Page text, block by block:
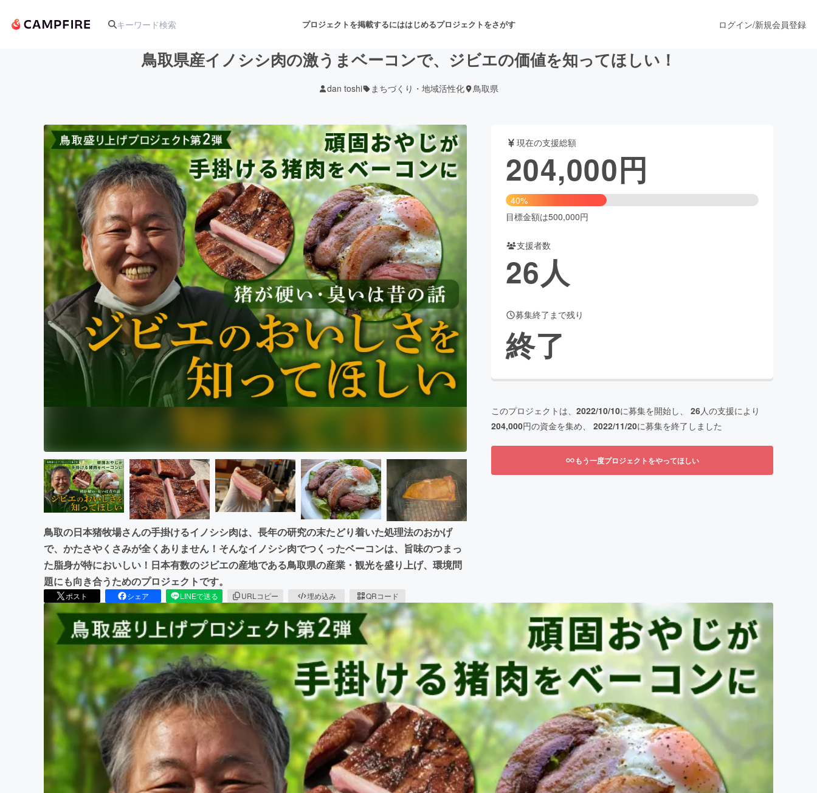
プロジェクトを掲載するにははじめるプロジェクトをさがす
アート・写真 音楽 舞台・パフォーマンス
テクノロジー・ガジェット ゲーム・サービス開発 フード・飲食店 ファッション
映像・映画 書籍・雑誌出版 アニメ・漫画
ビジネス・起業 チャレンジ ビューティー・ヘルスケア
まちづくり・地域活性化
CAMPFIRE for Social GoodCAMPFIRE Creation
CAMPFIREふるさと納税machi-yaコミュニティ
ログイン/新規会員登録
鳥取県産イノシシ肉の激うまベーコンで、ジビエの価値を知ってほしい！
dan toshi まちづくり・地域活性化 鳥取県
鳥取の日本猪牧場さんの手掛けるイノシシ肉は、長年の研究の末たどり着いた処理法のおかげ
で、かたさやくさみが全くありません！そんなイノシシ肉でつくったベーコンは、旨味のつまっ
た脂身が特においしい！日本有数のジビエの産地である鳥取県の産業・観光を盛り上げ、環境問
題にも向き合うためのプロジェクトです。
ポスト シェア LINEで送る URLコピー 埋め込み QRコード
現在の支援総額
204,000円
40%
目標金額は500,000円
支援者数
26人
募集終了まで残り
終了
このプロジェクトは、 2022/10/10に募集を開始し、 26人の支援により
204,000円の資金を集め、 2022/11/20に募集を終了しました
もう一度プロジェクトをやってほしい